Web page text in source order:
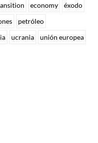
economy
éxodo
petróleo
ucrania unión europea